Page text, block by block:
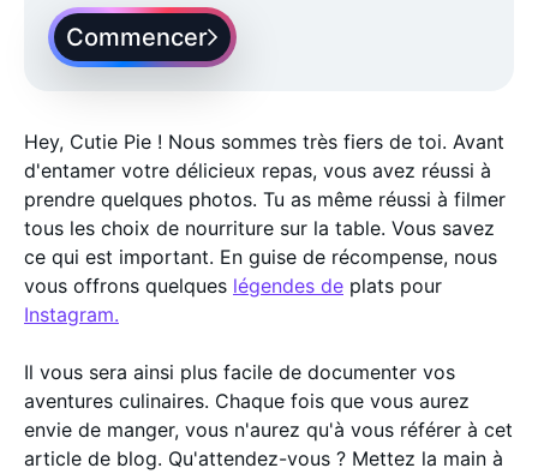
Commencer
Hey, Cutie Pie ! Nous sommes très fiers de toi. Avant
d'entamer votre délicieux repas, vous avez réussi à
prendre quelques photos. Tu as même réussi à filmer
tous les choix de nourriture sur la table. Vous savez
ce qui est important. En guise de récompense, nous
vous offrons quelques légendes de plats pour
Instagram.
Il vous sera ainsi plus facile de documenter vos
aventures culinaires. Chaque fois que vous aurez
envie de manger, vous n'aurez qu'à vous référer à cet
article de blog. Qu'attendez-vous ? Mettez la main à